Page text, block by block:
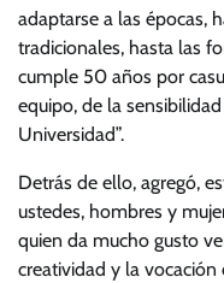
adaptarse a las épocas,
tradicionales, hasta las
cumple 50 años por
equipo, de la
Universidad”.
Detrás de ello, agregó,
ustedes, hombres y
quien da mucho gusto
creatividad y la vocación